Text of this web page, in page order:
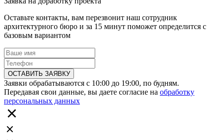
Оставьте контакты, вам перезвонит наш сотрудник
архитектурного бюро и за 15 минут поможет определится с
базовым вариантом
ОСТАВИТЬ ЗАЯВКУ
Заявки обрабатываются с 10:00 до 19:00, по будням.
Передавая свои данные, вы даете согласие на обработку
персональных данных